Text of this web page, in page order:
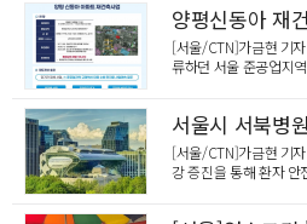
충남자율방재단, 폭염 '기후살
충남도, 임업인과 손잡고 지속
“학교와 마을 잇는 교육 파트
“벌 쫓다 추락·뱀 사진 찍다 또
[서울/CTN]가금현 기
류하던 서울 준공업지
[서울/CTN]가금현 기
강 증진을 통해 환자